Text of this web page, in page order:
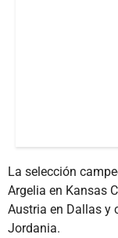
La selección
Argelia en Kansas
Austria en Dallas y
Jordania.